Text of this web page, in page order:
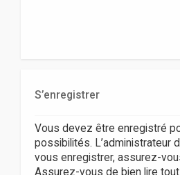
S’enregistrer
Vous devez être enregistré
possibilités. L’administrateur
vous enregistrer, assurez-
Assurez-vous de bien lire